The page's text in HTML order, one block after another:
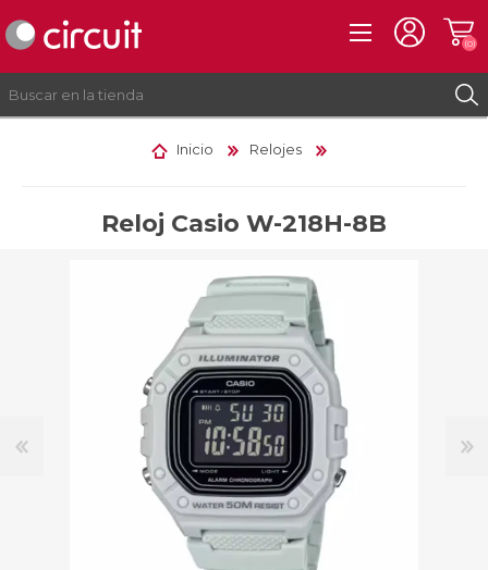
INICIAR SESIÓN
(0)
Inicio Relojes
Reloj Casio W-218H-8B